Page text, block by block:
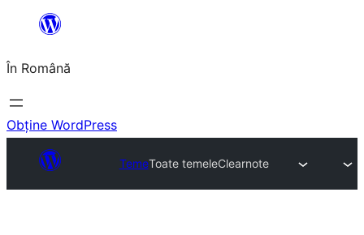
conținut
În Română
Obține WordPress
TemeToate temeleClearnote